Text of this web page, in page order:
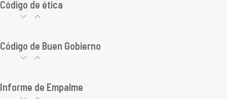
Código de ética
Código de Buen Gobierno
Informe de Empalme